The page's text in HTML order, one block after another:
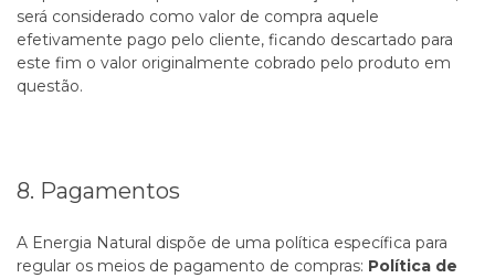
será considerado como valor de compra aquele
efetivamente pago pelo cliente, ficando descartado para
este fim o valor originalmente cobrado pelo produto em
questão.
8. Pagamentos
A Energia Natural dispõe de uma política específica para
regular os meios de pagamento de compras: Política de